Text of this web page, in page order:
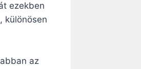
ezekben
különösen
az